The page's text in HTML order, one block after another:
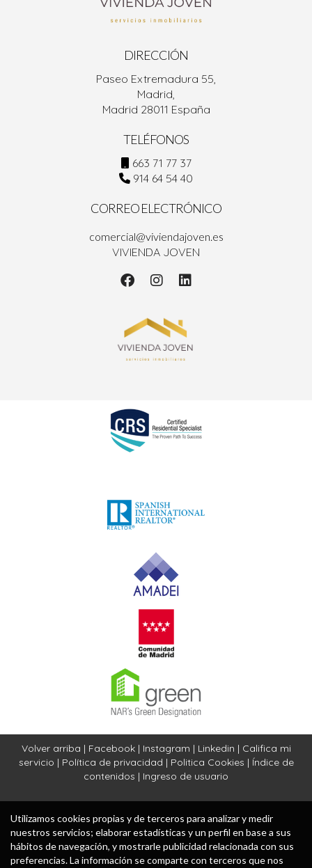
DIRECCIÓN
Paseo Extremadura 55,
Madrid,
Madrid 28011 España
TELÉFONOS
663 71 77 37
914 64 54 40
CORREO ELECTRÓNICO
comercial@viviendajoven.es
VIVIENDA JOVEN
Volver arriba | Facebook| Instagram | Linkedin | Califica mi
servicio | Política de privacidad | Politica Cookies | Índice de
contenidos | Ingreso de usuario
Utilizamos cookies propias y de terceros para analizar y medir
nuestros servicios; elaborar estadísticas y un perfil en base a sus
hábitos de navegación, y mostrarle publicidad relacionada con sus
preferencias. La información se comparte con terceros que nos